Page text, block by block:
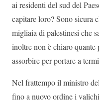
ai residenti del sud del
capitare loro? Sono sicura
migliaia di palestinesi che
inoltre non è chiaro quante
assorbire per portare a
Nel frattempo il ministro
fino a nuovo ordine i